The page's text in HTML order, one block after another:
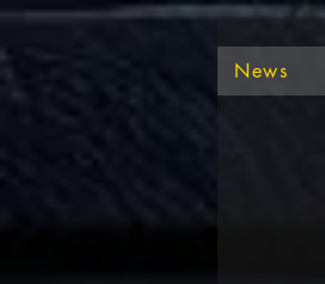
News